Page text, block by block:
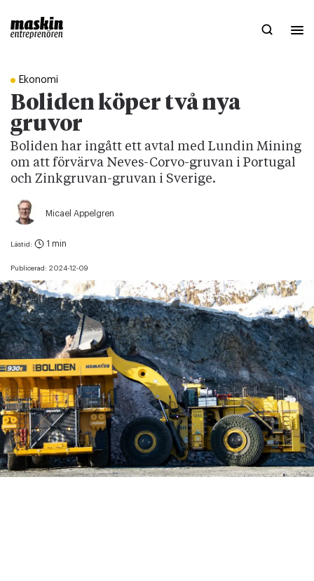
Ekonomi
Boliden köper två nya
gruvor
Boliden har ingått ett avtal med Lundin Mining
om att förvärva Neves-Corvo-gruvan i Portugal
och Zinkgruvan-gruvan i Sverige.
Micael Appelgren
Publicerad: 2024-12-09
Lästid: 1 min